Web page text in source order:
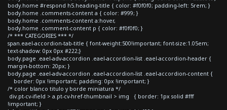
body.home #respond h5.heading-title { color: #f0f0f0; padding-left: 5rem; }
body.home .comments-content a { color: #999; }
body.home .comments-content a:hover,
body.home .comment-content p { color: #f0f0f0; }
/* *** CATEGORIES *** */
span.eael-accordion-tab-title { font-weight:500!important; font-size:1.05em;
text-shadow: 0px 0px #222;}
body.page .eael-adv-accordion .eael-accordion-list .eael-accordion-header {
margin-bottom: 20px; }
body.page .eael-adv-accordion .eael-accordion-list .eael-accordion-content {
border: 0px !important; padding: 0px !important; }
/* color blanco titulo y borde miniatura */
div.pt-cv-ifield > a.pt-cv-href-thumbnail > img { border: 1px solid #fff
!important; }